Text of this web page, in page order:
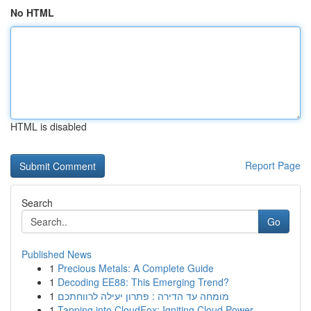
No HTML
HTML is disabled
Report Page
Search
Go
Published News
1 Precious Metals: A Complete Guide
1 Decoding EE88: This Emerging Trend?
1 מומחה עד הדירה : פתרון יעילה לרווחתכם